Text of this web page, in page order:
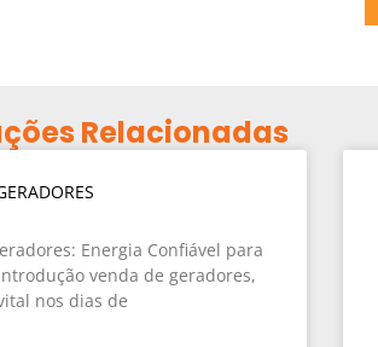
Relacionadas
Energia Confiável para
venda de geradores,
nos dias de